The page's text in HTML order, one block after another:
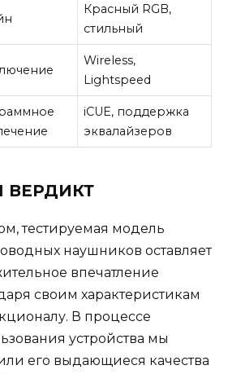
Красный RGB,
стильный
Wireless,
Lightspeed
iCUE, поддержка
эквалайзеров
ВЕРДИКТ
тестируемая модель
наушников оставляет
впечатление
своим характеристикам
В процессе
устройства мы
его выдающиеся качества